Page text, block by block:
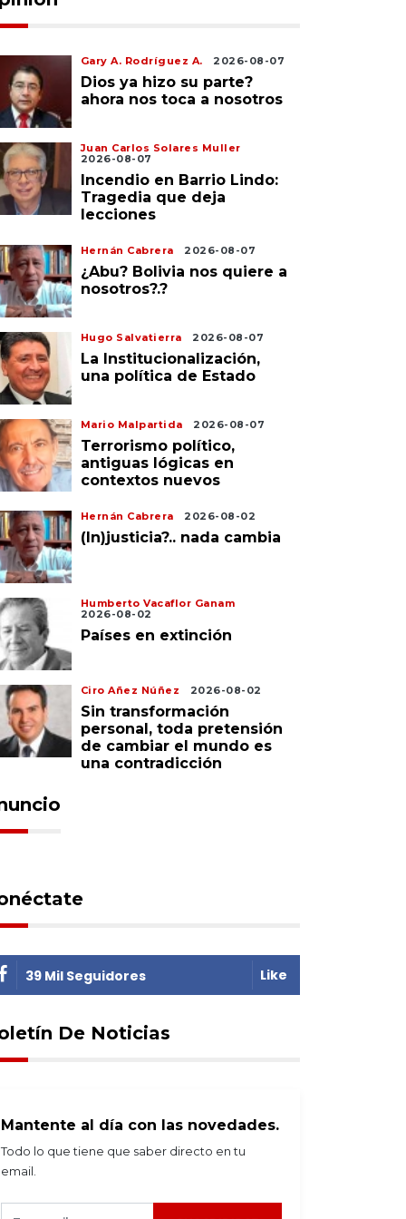
Gary A. Rodríguez A. 2026-08-07
Dios ya hizo su parte?
ahora nos toca a nosotros
Juan Carlos Solares Muller
2026-08-07
Incendio en Barrio Lindo:
Tragedia que deja
lecciones
Hernán Cabrera 2026-08-07
¿Abu? Bolivia nos quiere a
nosotros?.?
Hugo Salvatierra 2026-08-07
La Institucionalización,
una política de Estado
Mario Malpartida 2026-08-07
Terrorismo político,
antiguas lógicas en
contextos nuevos
Hernán Cabrera 2026-08-02
(In)justicia?.. nada cambia
Humberto Vacaflor Ganam
2026-08-02
Países en extinción
Ciro Añez Núñez 2026-08-02
Sin transformación
personal, toda pretensión
de cambiar el mundo es
una contradicción
39 Mil Seguidores Like
De Noticias
Mantente al día con las novedades.
Todo lo que tiene que saber directo en tu
email.